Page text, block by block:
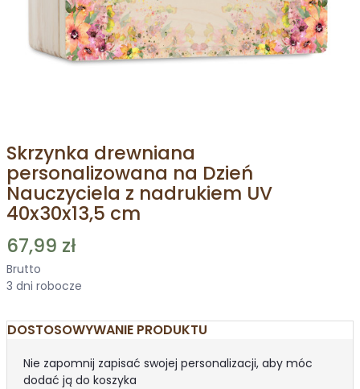
Skrzynka drewniana
personalizowana na Dzień
Nauczyciela z nadrukiem UV
40x30x13,5 cm
67,99 zł
Brutto
3 dni robocze
DOSTOSOWYWANIE PRODUKTU
Nie zapomnij zapisać swojej personalizacji, aby móc
dodać ją do koszyka